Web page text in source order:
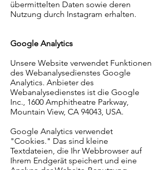
übermittelten Daten sowie deren
Nutzung durch Instagram erhalten.
Google Analytics
Unsere Website verwendet Funktionen
des Webanalysedienstes Google
Analytics. Anbieter des
Webanalysedienstes ist die Google
Inc., 1600 Amphitheatre Parkway,
Mountain View, CA 94043, USA.
Google Analytics verwendet
"Cookies." Das sind kleine
Textdateien, die Ihr Webbrowser auf
Ihrem Endgerät speichert und eine